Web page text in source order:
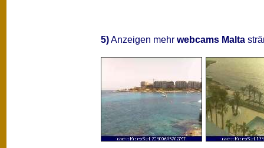
5)Anzeigen mehr webcams Malta